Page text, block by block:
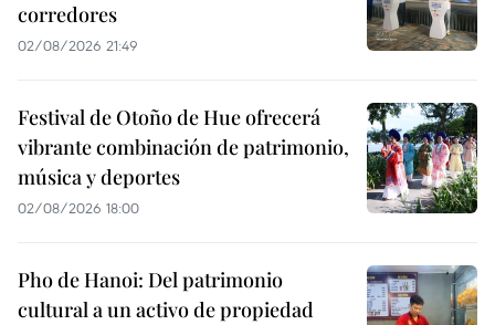
corredores
02/08/2026 21:49
Festival de Otoño de Hue ofrecerá
vibrante combinación de patrimonio,
música y deportes
02/08/2026 18:00
Pho de Hanoi: Del patrimonio
cultural a un activo de propiedad